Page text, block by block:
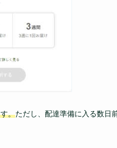
。ただし、配達準備に入る数日